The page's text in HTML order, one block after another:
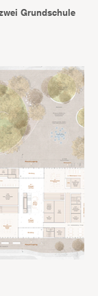
Grundschule